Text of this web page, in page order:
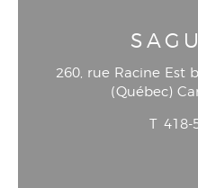
260, rue Racine Est
(Québec)
418-